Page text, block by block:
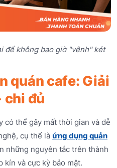
để không bao giờ "vênh" két
quán cafe: Giải
chi đủ
có thể gây mất thời gian và dễ
cụ thể là ứng dụng quản
những nguyên tắc trên thành
kín và cực kỳ bảo mật.